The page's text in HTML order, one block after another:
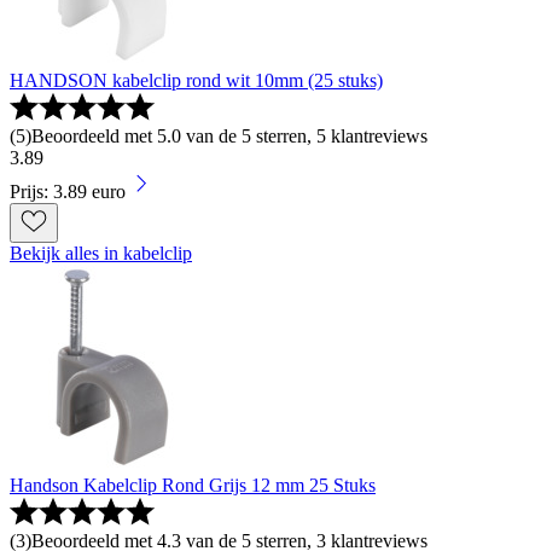
HANDSON kabelclip rond wit 10mm (25 stuks)
(5)Beoordeeld met 5.0 van de 5 sterren, 5 klantreviews
3.89
Prijs: 3.89 euro
Bekijk alles in kabelclip
Handson Kabelclip Rond Grijs 12 mm 25 Stuks
(3)Beoordeeld met 4.3 van de 5 sterren, 3 klantreviews